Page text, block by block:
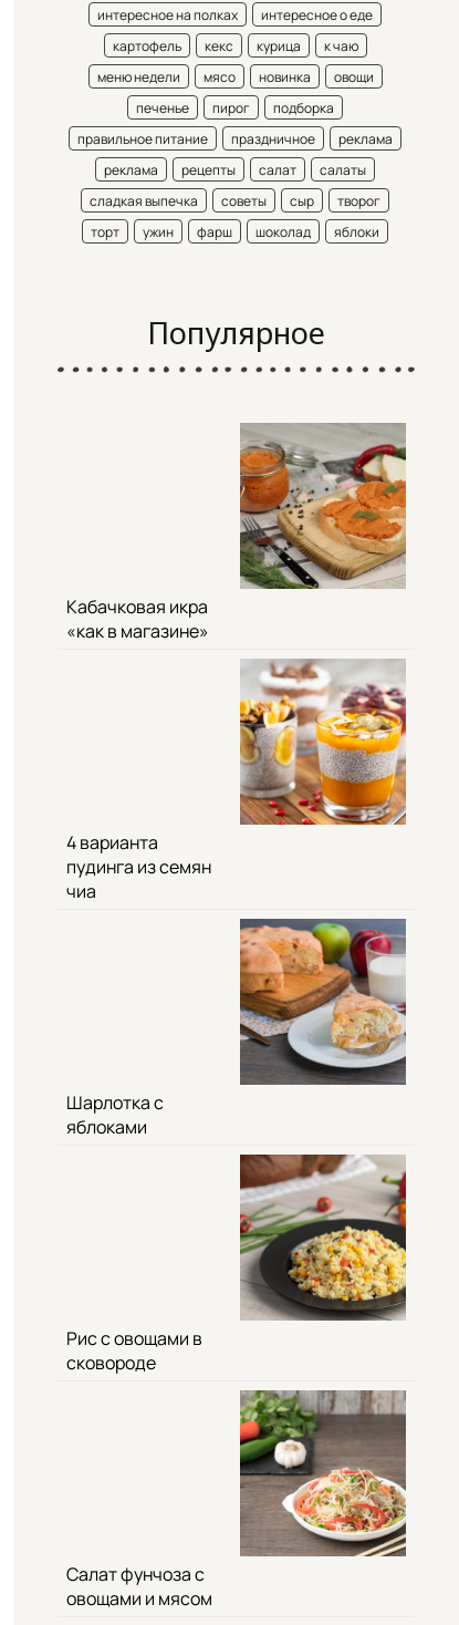
интересное на полках
интересное о еде
картофель
кекс курица
к чаю
меню недели
мясо новинка
овощи
печенье
пирог
подборка
правильное питание
праздничное
реклама
реклама
рецепты салат
салаты
сладкая выпечка
советы сыр
творог
торт
ужин фарш шоколад яблоки
Популярное
Кабачковая икра
«как в магазине»
4 варианта
пудинга из семян
чиа
Шарлотка с
яблоками
Рис с овощами в
сковороде
Салат фунчоза с
овощами и мясом